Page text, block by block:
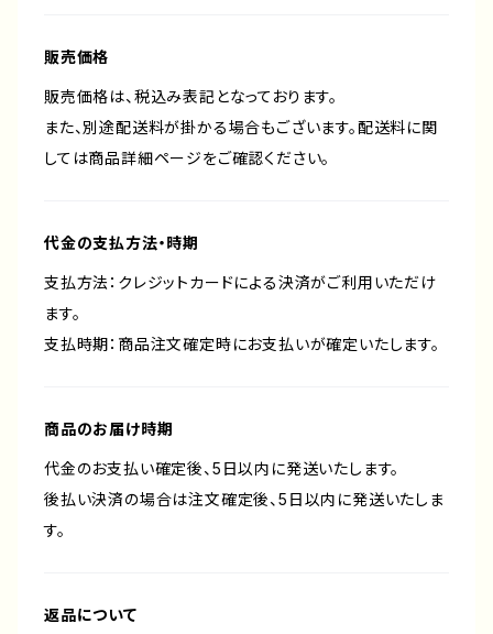
販売価格
販売価格は、税込み表記となっております。
また、別途配送料が掛かる場合もございます。配送料に関
しては商品詳細ページをご確認ください。
代金の支払方法・時期
支払方法：クレジットカードによる決済がご利用いただけ
ます。
支払時期：商品注文確定時にお支払いが確定いたします。
商品のお届け時期
代金のお支払い確定後、5日以内に発送いたします。
後払い決済の場合は注文確定後、5日以内に発送いたしま
す。
返品について